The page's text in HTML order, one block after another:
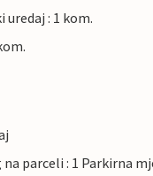
: 1 kom.
parceli : 1 Parkirna